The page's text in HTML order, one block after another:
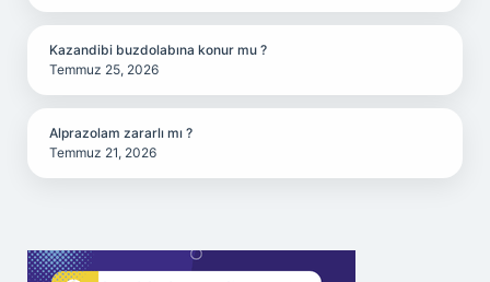
Kazandibi buzdolabına konur mu ?
Temmuz 25, 2026
Alprazolam zararlı mı ?
Temmuz 21, 2026